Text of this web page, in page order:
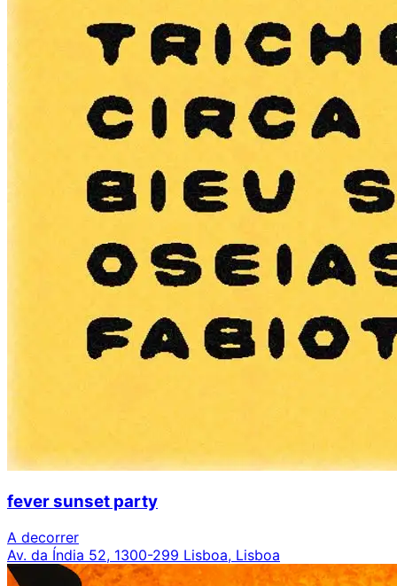
fever sunset party
A decorrer
Av. da Índia 52, 1300-299 Lisboa, Lisboa